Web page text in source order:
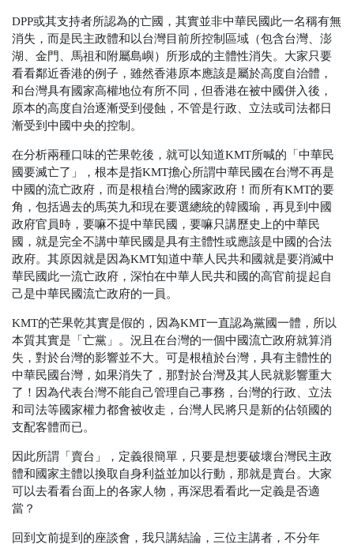
DPP或其支持者所認為的亡國，其實並非中華民國此一名稱有無
消失，而是民主政體和以台灣目前所控制區域（包含台灣、澎
湖、金門、馬祖和附屬島嶼）所形成的主體性消失。大家只要
看看鄰近香港的例子，雖然香港原本應該是屬於高度自治體，
和台灣具有國家高權地位有所不同，但香港在被中國併入後，
原本的高度自治逐漸受到侵蝕，不管是行政、立法或司法都日
漸受到中國中央的控制。
在分析兩種口味的芒果乾後，就可以知道KMT所喊的「中華民
國要滅亡了」，根本是指KMT擔心所謂中華民國在台灣不再是
中國的流亡政府，而是根植台灣的國家政府！而所有KMT的要
角，包括過去的馬英九和現在要選總統的韓國瑜，再見到中國
政府官員時，要嘛不提中華民國，要嘛只講歷史上的中華民
國，就是完全不講中華民國是具有主體性或應該是中國的合法
政府。其原因就是因為KMT知道中華人民共和國就是要消滅中
華民國此一流亡政府，深怕在中華人民共和國的高官前提起自
己是中華民國流亡政府的一員。
KMT的芒果乾其實是假的，因為KMT一直認為黨國一體，所以
本質其實是「亡黨」。況且在台灣的一個中國流亡政府就算消
失，對於台灣的影響並不大。可是根植於台灣，具有主體性的
中華民國台灣，如果消失了，那對於台灣及其人民就影響重大
了！因為代表台灣不能自己管理自己事務，台灣的行政、立法
和司法等國家權力都會被收走，台灣人民將只是新的佔領國的
支配客體而已。
因此所謂「賣台」，定義很簡單，只要是想要破壞台灣民主政
體和國家主體以換取自身利益並加以行動，那就是賣台。大家
可以去看看台面上的各家人物，再深思看看此一定義是否適
當？
回到文前提到的座談會，我只講結論，三位主講者，不分年